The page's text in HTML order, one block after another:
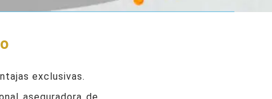
exclusivas.